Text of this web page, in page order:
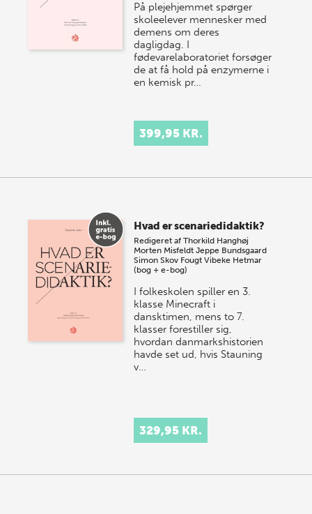
På plejehjemmet spørger
skoleelever mennesker med
demens om deres
dagligdag. I
fødevarelaboratoriet forsøger
de at få hold på enzymerne i
en kemisk pr…
399,95 KR.
Hvad er scenariedidaktik?
Redigeret afThorkild Hanghøj
Morten Misfeldt Jeppe Bundsgaard
Simon Skov Fougt Vibeke Hetmar
(bog + e-bog)
I folkeskolen spiller en 3.
klasse Minecraft i
dansktimen, mens to 7.
klasser forestiller sig,
hvordan danmarkshistorien
havde set ud, hvis Stauning
v…
329,95 KR.